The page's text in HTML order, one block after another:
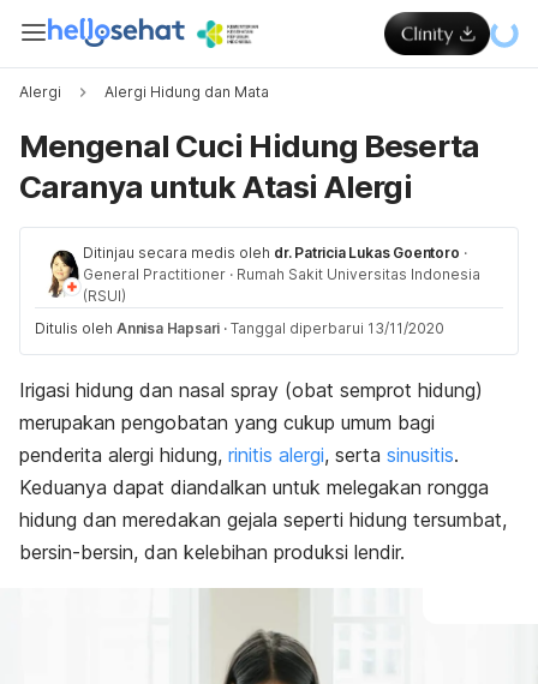
Alergi Alergi Hidung dan Mata
Mengenal Cuci Hidung Beserta
Caranya untuk Atasi Alergi
Ditinjau secara medis oleh dr. Patricia Lukas Goentoro ·
General Practitioner · Rumah Sakit Universitas Indonesia
(RSUI)
Ditulis oleh Annisa Hapsari · Tanggal diperbarui 13/11/2020
Irigasi hidung dan nasal spray (obat semprot hidung)
merupakan pengobatan yang cukup umum bagi
penderita alergi hidung, rinitis alergi, serta sinusitis.
Keduanya dapat diandalkan untuk melegakan rongga
hidung dan meredakan gejala seperti hidung tersumbat,
bersin-bersin, dan kelebihan produksi lendir.